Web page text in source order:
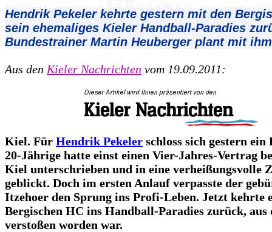
Hendrik Pekeler kehrte gestern mit den
sein ehemaliges Kieler Handball-Paradies
Bundestrainer Martin Heuberger plant mit ihm
Aus den Kieler Nachrichten vom 19.09.2011:
Kiel. Für Hendrik Pekeler schloss sich gestern
20-Jährige hatte einst einen Vier-Jahres-Vertrag
Kiel unterschrieben und in eine verheißungsvolle
geblickt. Doch im ersten Anlauf verpasste der
Itzehoer den Sprung ins Profi-Leben. Jetzt kehrte
Bergischen HC ins Handball-Paradies zurück, aus
verstoßen worden war.